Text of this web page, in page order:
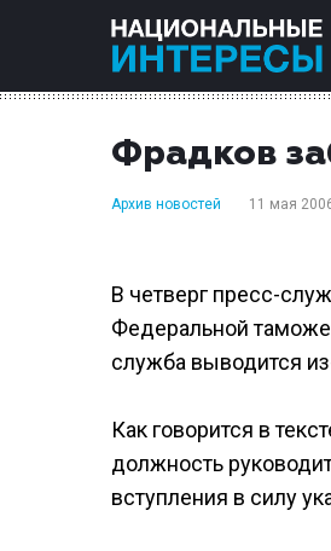
Фрадков
Архив новостей 11 мая
В четверг пресс-
Федеральной
служба выводится
Как говорится в
должность
вступления в силу